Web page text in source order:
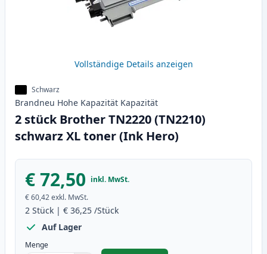
Vollständige Details anzeigen
Schwarz
Brandneu Hohe Kapazität Kapazität
2 stück Brother TN2220 (TN2210)
schwarz XL toner (Ink Hero)
€ 72,50 inkl. MwSt.
€ 60,42exkl. MwSt.
2 Stück | € 36,25 /Stück
Auf Lager
Menge